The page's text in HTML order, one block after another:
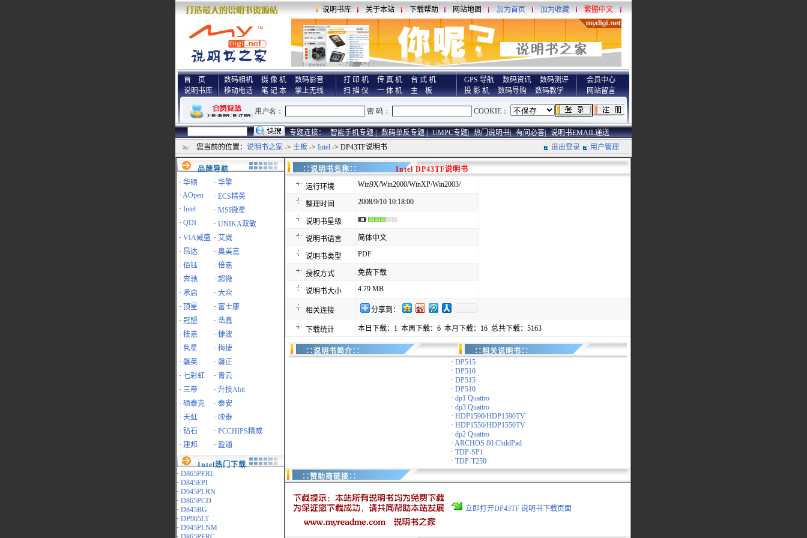
说明书库 关于本站 下载帮助 网站地图 加为首页 加为收藏 繁體中文
首 页
说明书库
数码相机 摄 像 机
数码影音
移动电话
笔 记 本 掌上无线
打 印 机 传 真 机
台 式 机
扫 描 仪
一 体 机 主 板
GPS 导航 数码资讯
数码测评
投 影 机
数码导购 数码教学
会员中心
网站留言
专题连接： 智能手机专题 | 数码单反专题 | UMPC专题| 热门说明书| 有问必答| 说明书EMAIL递送
您当前的位置： 说明书之家 -> 主板 -> Intel -> DP43TF说明书 退出登录 用户管理
品牌导航
· 华硕 · 华擎
· AOpen · ECS精英
· Intel · MSI微星
· QDI · UNIKA双敏
· VIA威盛 · 艾崴
· 昂达 · 奥美嘉
· 佰钰 · 倍嘉
· 奔驰 · 超微
· 承启 · 大众
·
顶星 · 富士康
· 冠盟 · 浩鑫
· 技嘉 · 捷波
· 隽星 · 梅捷
· 磐英 · 磐正
· 七彩虹 · 青云
· 三帝 · 升技Abit
· 硕泰克 · 泰安
· 天虹 · 映泰
· 钻石 · PCCHIPS精威
· 建邦 · 盈通
Intel热门下载
· D865PERL
· D845EPI
· D945PLRN
· D865PCD
· D845BG
· DP965LT
· D945PLNM
∷说明书名称∷ Intel DP43TF说明书
运行环境 Win9X/Win2000/WinXP/Win2003/
整理时间 2008/9/10 10:18:00
说明书星级
说明书语言 简体中文
说明书类型 PDF
授权方式 免费下载
说明书大小 4.79 MB
相关连接 分享到：
下载统计 本日下载：1 本周下载：6 本月下载：16 总共下载：5163
∷说明书简介∷
∷相关说明书∷
· DP515
· DP510
· DP515
· DP510
· dp1 Quattro
· dp3 Quattro
· HDP1590/HDP1590TV
· HDP1550/HDP1550TV
· dp2 Quattro
· ARCHOS 80 ChildPad
· TDP-SP1
· TDP-T250
∷赞助商链接∷
立即打开DP43TF 说明书下载页面